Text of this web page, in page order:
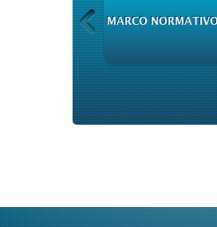
PRODUCTOS DE
INFORMACIÓN
MARCO